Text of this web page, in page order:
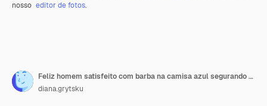
nosso editor de fotos.
Feliz homem satisfeito com barba na camisa azul segurando smartphone e sorrindo fazendo sim gesto comemorando a loteria online ou vitória de doação isolada no fundo branco
diana.grytsku